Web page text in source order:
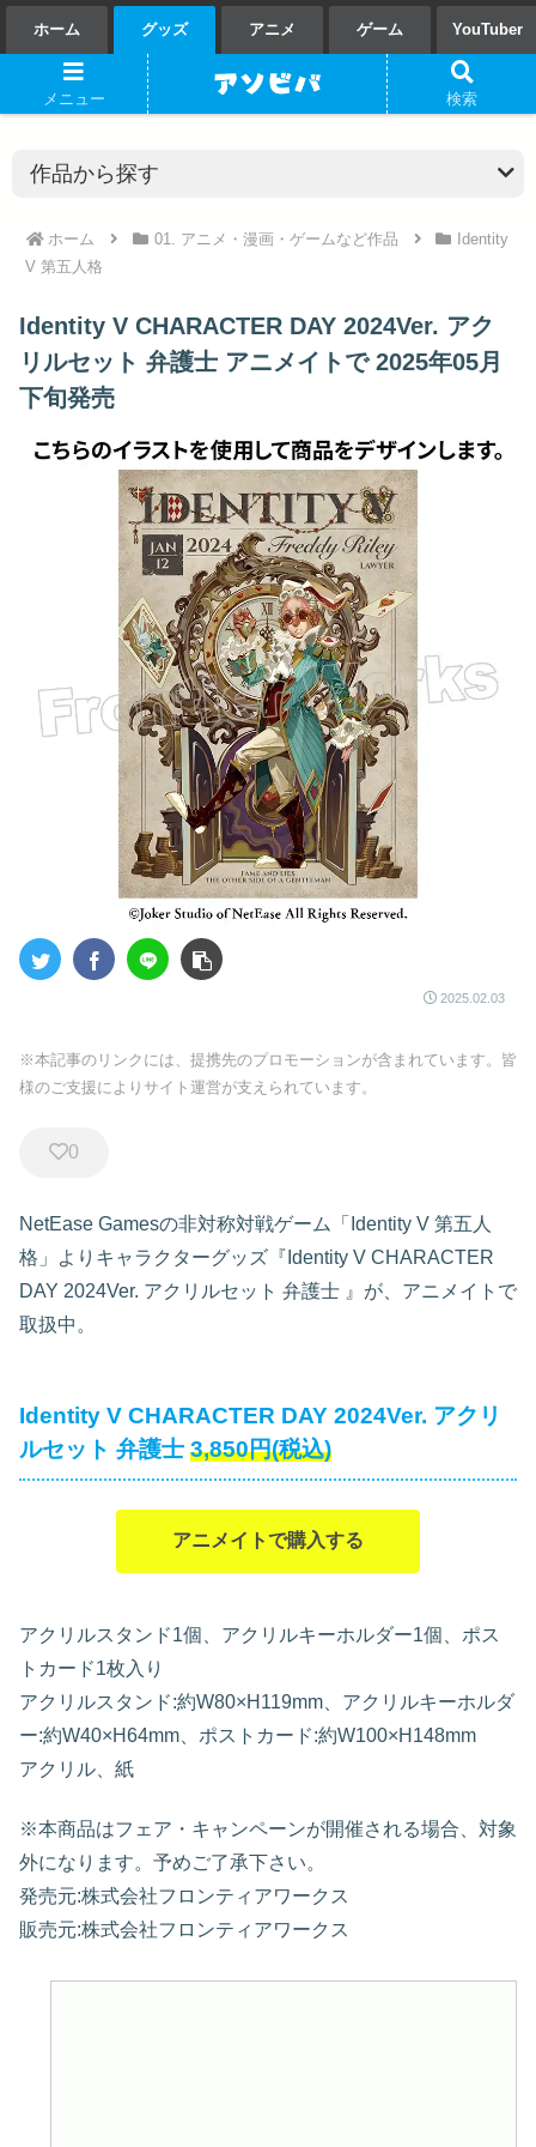
ホーム グッズ アニメ ゲーム YouTuber
ホーム 01. アニメ・漫画・ゲームなど作品
Identity
V 第五人格
Identity V CHARACTER DAY 2024Ver. アク
リルセット 弁護士 アニメイトで 2025年05月
下旬発売
2025.02.03
※本記事のリンクには、提携先のプロモーションが含まれています。皆
様のご支援によりサイト運営が支えられています。
0
NetEase Gamesの非対称対戦ゲーム「Identity V 第五人
格」よりキャラクターグッズ『Identity V CHARACTER
DAY 2024Ver. アクリルセット 弁護士 』が、アニメイトで
取扱中。
Identity V CHARACTER DAY 2024Ver. アクリ
ルセット 弁護士 3,850円(税込)
アニメイトで購入する
アクリルスタンド1個、アクリルキーホルダー1個、ポス
トカード1枚入り
アクリルスタンド:約W80×H119mm、アクリルキーホルダ
ー:約W40×H64mm、ポストカード:約W100×H148mm
アクリル、紙
※本商品はフェア・キャンペーンが開催される場合、対象
外になります。予めご了承下さい。
発売元:株式会社フロンティアワークス
販売元:株式会社フロンティアワークス
メニュー 検索